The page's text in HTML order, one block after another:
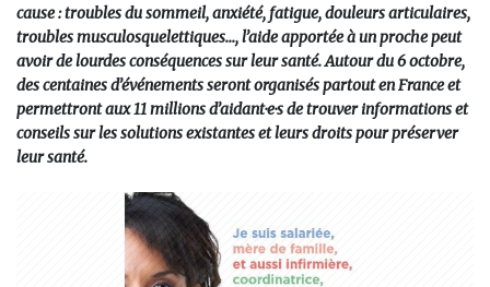
cause : troubles du sommeil, anxiété, fatigue, douleurs articulaires,
troubles musculosquelettiques..., l’aide apportée à un proche peut
avoir de lourdes conséquences sur leur santé. Autour du 6 octobre,
des centaines d’événements seront organisés partout en France et
permettront aux 11 millions d’aidant​·e·​s de trouver informations et
conseils sur les solutions existantes et leurs droits pour préserver
leur santé.